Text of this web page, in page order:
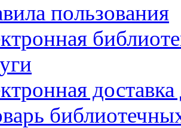
пользования